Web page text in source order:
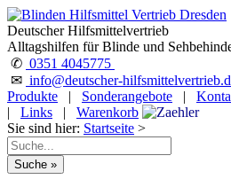
Deutscher Hilfsmittelvertrieb
Alltagshilfen für Blinde und
✆ 0351 4045775
✉ info@deutscher-
Produkte
| Sonderangebote |
|
Links |
Warenkorb
Sie sind hier: Startseite >